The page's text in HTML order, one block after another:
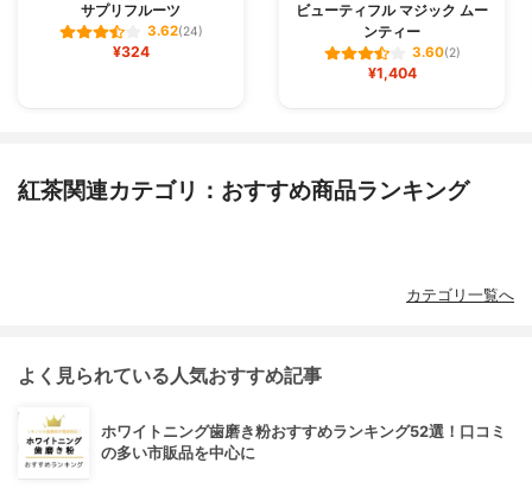
サプリフルーツ
3.62(24)
¥324
ビューティフル マジック ムー
ンティー
3.60(2)
¥1,404
紅茶関連カテゴリ：おすすめ商品ランキング
カテゴリ一覧へ
よく見られている人気おすすめ記事
ホワイトニング歯磨き粉おすすめランキング52選！口コミ
の多い市販品を中心に